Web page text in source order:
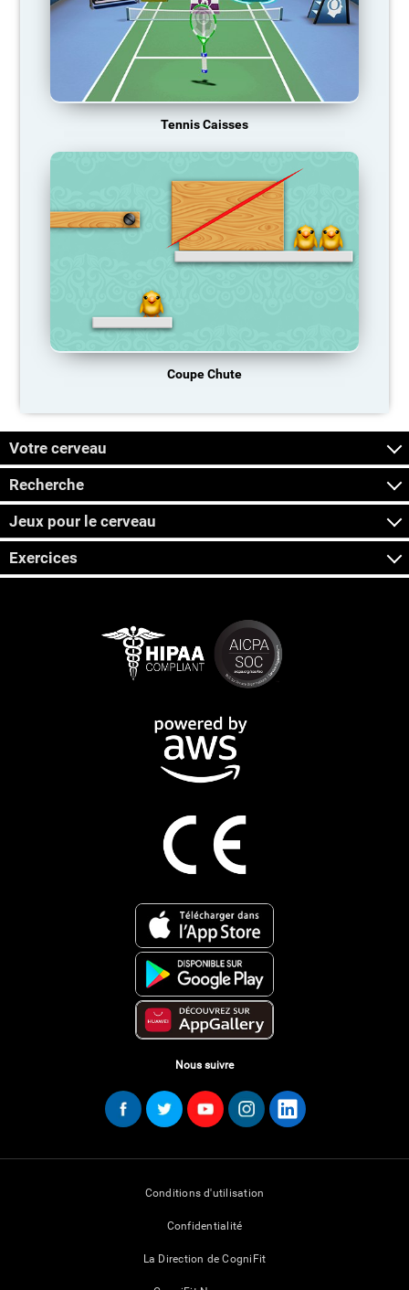
Tennis Caisses
Coupe Chute
Votre cerveau
Recherche
Jeux pour le cerveau
Exercices
Nous suivre
Conditions d'utilisation
Confidentialité
La Direction de CogniFit